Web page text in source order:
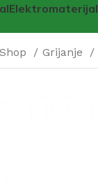
Elektromaterijal
Shop Grijanje